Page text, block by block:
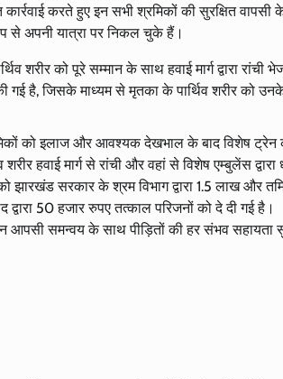
कार्रवाई करते हुए इन सभी श्रमिकों की सुरक्षित
से अपनी यात्रा पर निकल चुके हैं।
शरीर को पूरे सम्मान के साथ हवाई मार्ग द्वारा
गई है, जिसके माध्यम से मृतका के पार्थिव शरीर को
को इलाज और आवश्यक देखभाल के बाद विशेष ट्रेन
शरीर हवाई मार्ग से रांची और वहां से विशेष एम्बुलेंस
झारखंड सरकार के श्रम विभाग द्वारा 1.5 लाख और
50 हजार रुपए तत्काल परिजनों को दे दी गई है।
आपसी समन्वय के साथ पीड़ितों की हर संभव सहायता